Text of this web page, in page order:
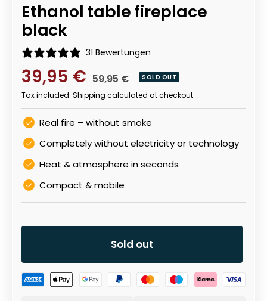
Ethanol table fireplace
black
31 Bewertungen
Sale
price
39,95 € Regular
price
59,95 € SOLD OUT
Tax included. Shipping calculated at checkout
Real fire – without smoke
Completely without electricity or technology
Heat & atmosphere in seconds
Compact & mobile
Sold out